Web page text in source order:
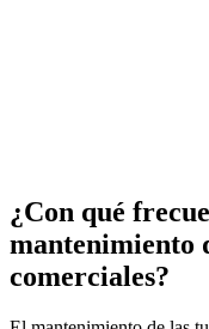
¿Con qué
mantenimiento
comerciales?